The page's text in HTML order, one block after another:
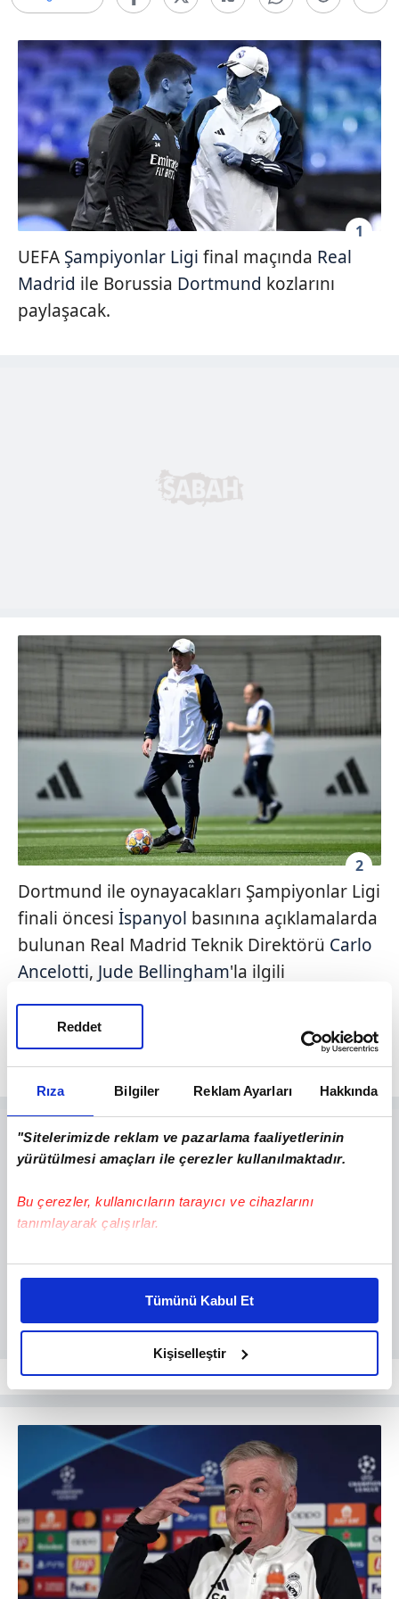
Rıza Bilgiler Reklam Ayarları Hakkında
"Sitelerimizde reklam ve pazarlama faaliyetlerinin
yürütülmesi amaçları ile çerezler kullanılmaktadır.
Bu çerezler, kullanıcıların tarayıcı ve cihazlarını
tanımlayarak çalışırlar.
Bu çerezlere izin vermeniz halinde sizlere özel
daha iyi reklam deneyimi yaşatabiliriz. Bunu yaparken
amacımızın size daha iyi bir reklam deneyimi sunmak
olduğunu ve sizlere en iyi içerikleri sunabilmek adına
elimizden gelen çabayı gösterdiğimizi ve bu noktada,
reklamların maliyetlerimizi karşılamak noktasında tek gelir
Her halükârda, kullanıcılar, bu çerezlere izin vermedikleri
takdirde, kullanıcılara hedefli reklamlar
gösterilmeyecektir."
Sizlere daha iyi bir hizmet sunabilmek için İnternet
Sitemizde kendimize ve üçüncü kişilere ait çerezler
kullanılmaktadır. Bu çerezler vasıtasıyla çeşitli kişisel
Tümünü Kabul Et
Kişiselleştir
Reddet
1
UEFA Şampiyonlar Ligi final maçında Real
Madrid ile Borussia Dortmund kozlarını
paylaşacak.
2
Dortmund ile oynayacakları Şampiyonlar Ligi
finali öncesi İspanyol basınına açıklamalarda
bulunan Real Madrid Teknik Direktörü Carlo
Ancelotti, Jude Bellingham'la ilgili
konuşurken,Arda Güler
ifadeler kullandı. İşte tüm detaylar...